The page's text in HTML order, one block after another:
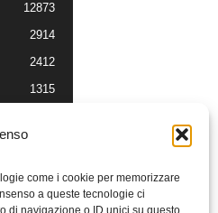
come i cookie per memorizzare
a queste tecnologie ci
di navigazione o ID unici su questo
12873
2914
2412
1315